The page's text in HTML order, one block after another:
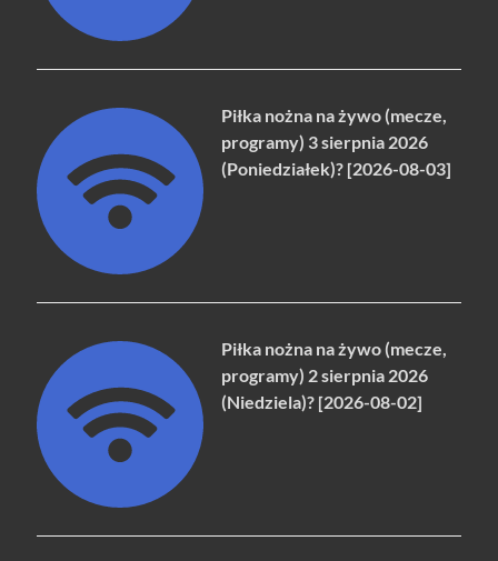
Piłka nożna na żywo (mecze,
programy) 3 sierpnia 2026
(Poniedziałek)? [2026-08-03]
Piłka nożna na żywo (mecze,
programy) 2 sierpnia 2026
(Niedziela)? [2026-08-02]